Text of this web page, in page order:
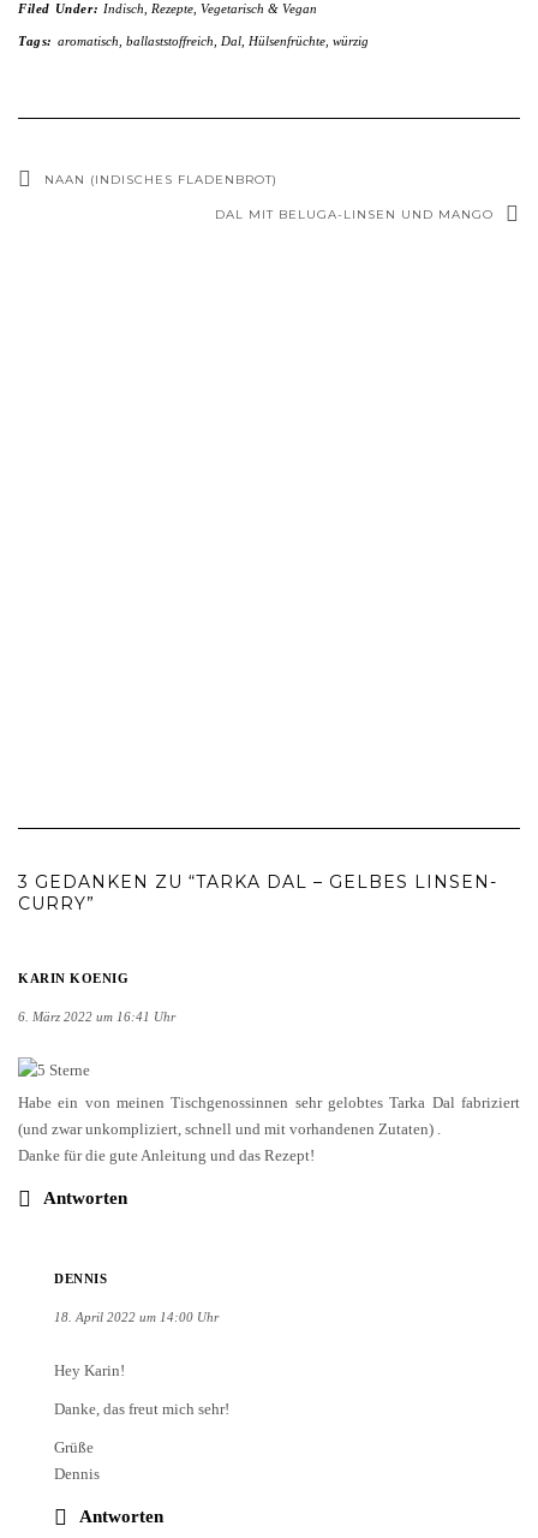
Filed Under: Indisch Rezepte, Vegetarisch & Vegan
Tags: aromatisch ballaststoffreich Dal, Hülsenfrüchte, würzig
NAAN (INDISCHES FLADENBROT)
DAL MIT BELUGA-LINSEN UND MANGO
3 GEDANKEN ZU “TARKA DAL – GELBES LINSEN-
CURRY”
KARIN KOENIG
6. März 2022 um 16:41 Uhr
Habe ein von meinen Tischgenossinnen sehr gelobtes Tarka Dal fabriziert
(und zwar unkompliziert, schnell und mit vorhandenen Zutaten) .
Danke für die gute Anleitung und das Rezept!
Antworten
DENNIS
18. April 2022 um 14:00 Uhr
Hey Karin!
Danke, das freut mich sehr!
Grüße
Dennis
Antworten